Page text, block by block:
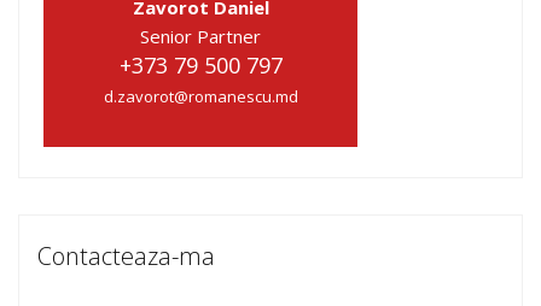
Zavorot Daniel
Senior Partner
+373 79 500 797
d.zavorot@romanescu.md
Contacteaza-ma